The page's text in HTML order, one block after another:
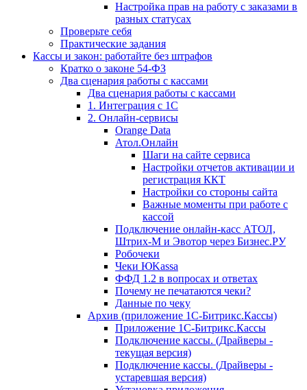
Настройка прав на работу с заказами в
разных статусах
Проверьте себя
Практические задания
Кассы и закон: работайте без штрафов
Кратко о законе 54-ФЗ
Два сценария работы с кассами
Два сценария работы с кассами
1. Интеграция с 1С
2. Онлайн-сервисы
Orange Data
Атол.Онлайн
Шаги на сайте сервиса
Настройки отчетов активации и
регистрация ККТ
Настройки со стороны сайта
Важные моменты при работе с
кассой
Подключение онлайн-касс АТОЛ,
Штрих-М и Эвотор через Бизнес.РУ
Робочеки
Чеки ЮKassa
ФФД 1.2 в вопросах и ответах
Почему не печатаются чеки?
Данные по чеку
Архив (приложение 1С-Битрикс.Кассы)
Приложение 1С-Битрикс.Кассы
Подключение кассы. (Драйверы -
текущая версия)
Подключение кассы. (Драйверы -
устаревшая версия)